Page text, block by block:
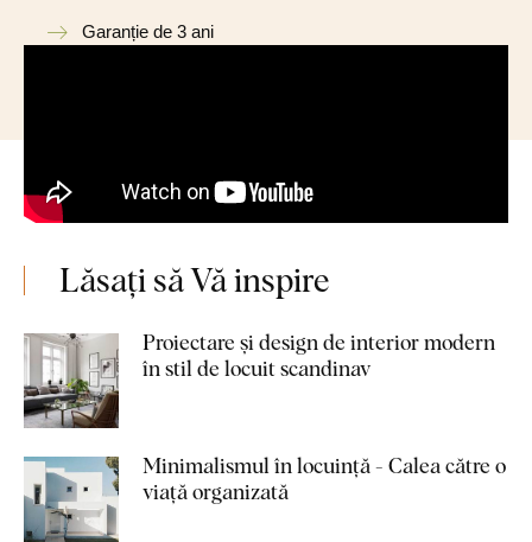
Garanție de 3 ani
Lăsați să Vă inspire
Proiectare și design de interior modern
în stil de locuit scandinav
Minimalismul în locuință - Calea către o
viață organizată